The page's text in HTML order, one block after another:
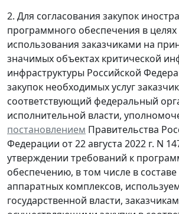
2. Для согласования закупок
программного обеспечения в целях
использования заказчиками на
значимых объектах критической
инфраструктуры Российской
закупок необходимых услуг
соответствующий федеральный
исполнительной власти,
постановлением Правительства
Федерации от 22 августа 2022 г. N
утверждении требований к
обеспечению, в том числе в
аппаратных комплексов,
государственной власти,